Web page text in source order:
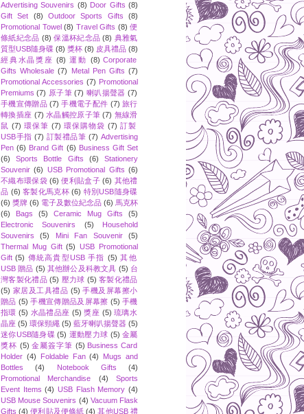
Advertising Souvenirs (8) Door Gifts (8)
Gift Set
(8) Outdoor Sports Gifts
(8)
Promotional Towel (8) Travel Gifts (8) 便
條紙紀念品 (8) 保溫杯紀念品 (8) 典雅氣
質型USB隨身碟 (8) 獎杯 (8) 皮具禮品 (8)
經典水晶獎座 (8) 運動 (8) Corporate
Gifts Wholesale (7) Metal Pen Gifts (7)
Promotional Accessories (7) Promotional
Premiums (7) 原子筆 (7) 喇叭揚聲器 (7)
手機宣傳贈品 (7) 手機電子配件 (7) 旅行
轉換插座 (7) 水晶觸控原子筆 (7) 無線滑
鼠 (7) 環保筆 (7) 環保購物袋 (7) 訂製
USB手指 (7) 訂製禮品筆 (7) Advertising
Pen (6) Brand Gift (6) Business Gift Set
(6)
Sports Bottle Gifts (6)
Stationery
Souvenir (6) USB Promotional Gifts (6)
不織布環保袋 (6) 便利貼盒子 (6) 其他禮
品 (6) 客製化馬克杯 (6) 特別USB隨身碟
(6) 獎牌 (6) 電子及數位紀念品 (6) 馬克杯
(6)
Bags (5) Ceramic Mug Gifts
(5)
Electronic Souvenirs
(5)
Household
Souvenirs
(5) Mini Fan Souvenir
(5)
Thermal Mug Gift (5)
USB Promotional
Gift (5) 傳統高貴型USB 手指 (5) 其他
USB 贈品 (5) 其他辦公及科教文具 (5) 台
灣客製化禮品 (5) 壓力球 (5) 客製化禮品
(5) 家居及工具禮品 (5) 手機及屏幕擦小
贈品 (5) 手機宣傳贈品及屏幕擦 (5) 手機
指環 (5) 水晶禮品座 (5) 獎座 (5) 琉璃水
晶座 (5) 環保頸繩 (5) 藍牙喇叭揚聲器 (5)
迷你USB隨身碟 (5) 運動壓力球 (5) 金屬
獎杯 (5) 金屬簽字筆 (5) Business Card
Holder (4) Foldable Fan (4)
Mugs and
Bottles
(4) Notebook Gifts
(4)
Promotional Merchandise
(4)
Sports
Event Items (4) USB Flash Memory (4)
USB Mouse Souvenirs (4) Vacuum Flask
Gifts (4) 便利貼及便條紙 (4) 其他USB 禮